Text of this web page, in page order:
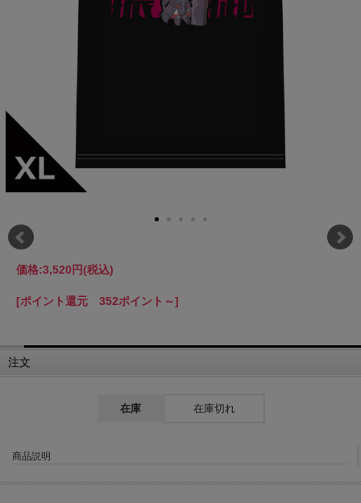
価格:3,520円(税込)
[ポイント還元 352ポイント～]
注文
在庫 在庫切れ
商品説明